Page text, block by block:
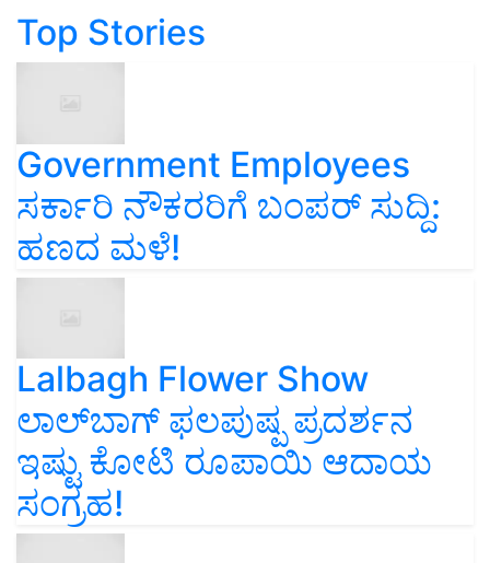
Top Stories
Government Employees
ಸರ್ಕಾರಿ ನೌಕರರಿಗೆ ಬಂಪರ್‌ ಸುದ್ದಿ:
ಹಣದ ಮಳೆ!
Lalbagh Flower Show
ಲಾಲ್‌ಬಾಗ್ ಫಲಪುಷ್ಪ ಪ್ರದರ್ಶನ
ಇಷ್ಟು ಕೋಟಿ ರೂಪಾಯಿ ಆದಾಯ
ಸಂಗ್ರಹ!